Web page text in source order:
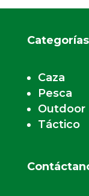
Categorías
Caza
Pesca
Outdoor
Táctico